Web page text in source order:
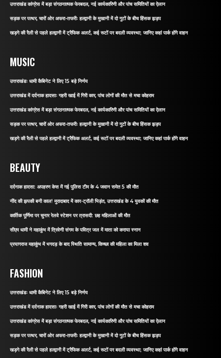
उत्तराखंड कांग्रेस में बड़ा संगठनात्मक फेरबदल, नई कार्यकारिणी और पांच समितियों का ऐलान
सड़क पर पत्थर, चारों ओर अफरा-तफरीः हल्द्वानी के मुखानी में दो गुटों के बीच हिंसक झड़प
खड़गे की रैली से पहले हल्द्वानी में ट्रैफिक अलर्ट, कई रूटों पर बदली व्यवस्था; जानिए कहां पार्क होंगे वाहन
MUSIC
उत्तराखंडः धामी कैबिनेट ने लिए 15 बड़े निर्णय
उत्तराखंड में दर्दनाक हादसाः गहरी खाई में गिरी कार, पांच लोगों की मौत से मचा कोहराम
उत्तराखंड कांग्रेस में बड़ा संगठनात्मक फेरबदल, नई कार्यकारिणी और पांच समितियों का ऐलान
सड़क पर पत्थर, चारों ओर अफरा-तफरीः हल्द्वानी के मुखानी में दो गुटों के बीच हिंसक झड़प
खड़गे की रैली से पहले हल्द्वानी में ट्रैफिक अलर्ट, कई रूटों पर बदली व्यवस्था; जानिए कहां पार्क होंगे वाहन
BEAUTY
दर्दनाक हादसा: अपहरण केस में गई पुलिस टीम के 4 जवान समेत 5 की मौत
नींद की झपकी बनी काल! मुरादाबाद में कार-ट्रॉली भिड़ंत, उत्तराखंड के 4 युवकों की मौत
कार्तिक पूर्णिमा पर चुनार रेलवे स्टेशन पर त्रासदी: छह महिलाओं की मौत
सीएम धामी ने महाकुंभ में त्रिवेणी संगम के पवित्र जल में माता को कराया स्नान
प्रयागराज महाकुंभ में भगदड़ के बाद स्थिति सामान्य, किच्छा की महिला का मिला शव
FASHION
उत्तराखंडः धामी कैबिनेट ने लिए 15 बड़े निर्णय
उत्तराखंड में दर्दनाक हादसाः गहरी खाई में गिरी कार, पांच लोगों की मौत से मचा कोहराम
उत्तराखंड कांग्रेस में बड़ा संगठनात्मक फेरबदल, नई कार्यकारिणी और पांच समितियों का ऐलान
सड़क पर पत्थर, चारों ओर अफरा-तफरीः हल्द्वानी के मुखानी में दो गुटों के बीच हिंसक झड़प
खड़गे की रैली से पहले हल्द्वानी में ट्रैफिक अलर्ट, कई रूटों पर बदली व्यवस्था; जानिए कहां पार्क होंगे वाहन